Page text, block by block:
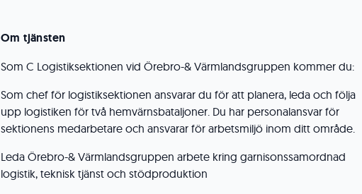
Om tjänsten
Som C Logistiksektionen vid Örebro-& Värmlandsgruppen kommer du:
Som chef för logistiksektionen ansvarar du för att planera, leda och följa
upp logistiken för två hemvärnsbataljoner. Du har personalansvar för
sektionens medarbetare och ansvarar för arbetsmiljö inom ditt område.
Leda Örebro-& Värmlandsgruppen arbete kring garnisonssamordnad
logistik, teknisk tjänst och stödproduktion